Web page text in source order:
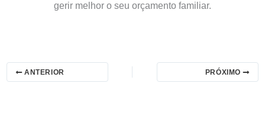
gerir melhor o seu orçamento familiar.
ANTERIOR PRÓXIMO